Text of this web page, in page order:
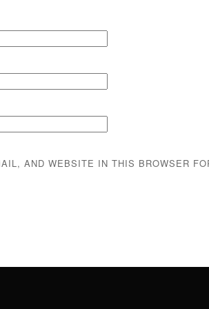
AND WEBSITE IN THIS BROWSER